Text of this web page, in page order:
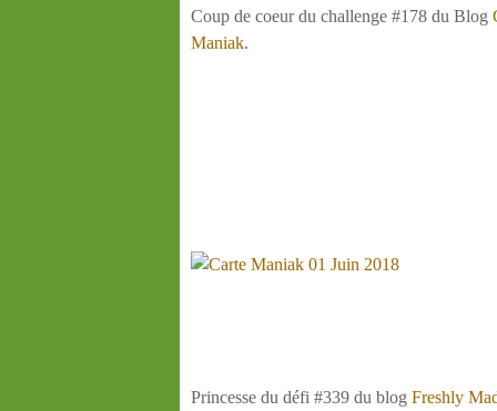
Coup de coeur du challenge #178 du Blog
Maniak.
Princesse du défi #339 du blog Freshly